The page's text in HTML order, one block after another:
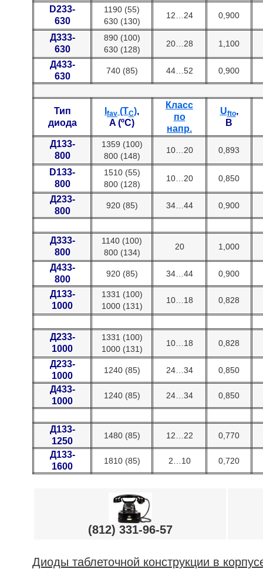
D233-
630
1190 (55)
630 (130)
12…24 0,900
Д333-
630
890 (100)
630 (128)
20…28 1,100
Д433-
630
740 (85) 44…52 0,900
Тип
диода
fav (TC),
A (ºC)
Класс
по
напр.
Ufto,
В
Д133-
800
1359 (100)
800 (148)
10…20 0,893
D133-
800
1510 (55)
800 (128)
10…20 0,850
Д233-
800
920 (85) 34…44 0,900
Д333-
800
1140 (100)
800 (134)
20 1,000
Д433-
800
920 (85) 34…44 0,900
Д133-
1000
1331 (100)
1000 (131)
10…18 0,828
Д233-
1000
1331 (100)
1000 (131)
10…18 0,828
Д233-
1000
1240 (85) 24…34 0,850
Д433-
1000
1240 (85) 24…34 0,850
Д133-
1250
1480 (85) 12…22 0,770
Д133-
1600
1810 (85) 2…10 0,720
(812) 331-96-57
Диоды таблеточной конструкции в